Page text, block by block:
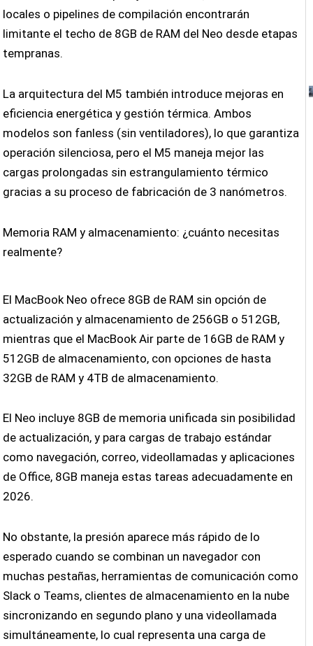
locales o pipelines de compilación encontrarán
limitante el techo de 8GB de RAM del Neo desde etapas
tempranas.
La arquitectura del M5 también introduce mejoras en
eficiencia energética y gestión térmica. Ambos
modelos son fanless (sin ventiladores), lo que garantiza
operación silenciosa, pero el M5 maneja mejor las
cargas prolongadas sin estrangulamiento térmico
gracias a su proceso de fabricación de 3 nanómetros.
Memoria RAM y almacenamiento: ¿cuánto necesitas
realmente?
El MacBook Neo ofrece 8GB de RAM sin opción de
actualización y almacenamiento de 256GB o 512GB,
mientras que el MacBook Air parte de 16GB de RAM y
512GB de almacenamiento, con opciones de hasta
32GB de RAM y 4TB de almacenamiento.
El Neo incluye 8GB de memoria unificada sin posibilidad
de actualización, y para cargas de trabajo estándar
como navegación, correo, videollamadas y aplicaciones
de Office, 8GB maneja estas tareas adecuadamente en
2026.
No obstante, la presión aparece más rápido de lo
esperado cuando se combinan un navegador con
muchas pestañas, herramientas de comunicación como
Slack o Teams, clientes de almacenamiento en la nube
sincronizando en segundo plano y una videollamada
simultáneamente, lo cual representa una carga de